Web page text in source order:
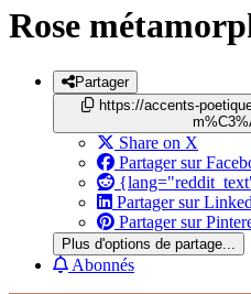
Rose
Partager
https://accents-
Share on X
Partager sur
Partager sur
Partager sur
Plus d'options de partage...
Abonnés